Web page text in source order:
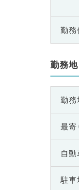
勤務
勤務地
勤務
最寄
自
駐車